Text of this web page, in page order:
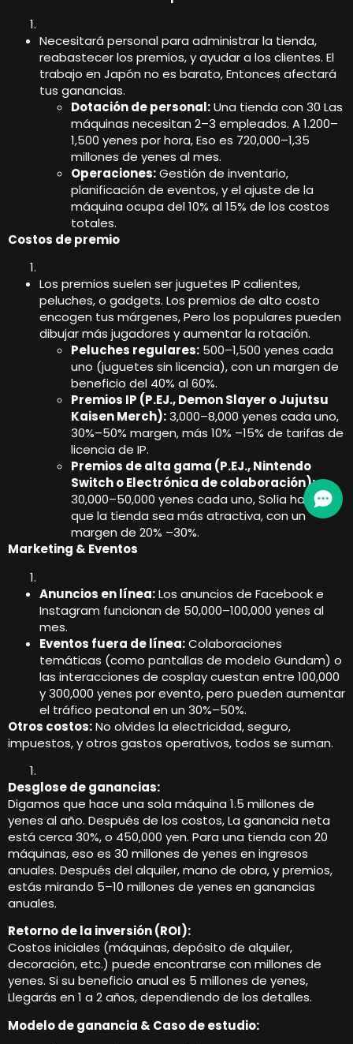
Necesitará personal para administrar la tienda,
reabastecer los premios, y ayudar a los clientes. El
trabajo en Japón no es barato, Entonces afectará
tus ganancias.
Dotación de personal:Una tienda con 30 Las
máquinas necesitan 2–3 empleados. A 1.200–
1,500 yenes por hora, Eso es 720,000–1,35
millones de yenes al mes.
Operaciones:Gestión de inventario,
planificación de eventos, y el ajuste de la
máquina ocupa del 10% al 15% de los costos
totales.
Costos de premio
Los premios suelen ser juguetes IP calientes,
peluches, o gadgets. Los premios de alto costo
encogen tus márgenes, Pero los populares pueden
dibujar más jugadores y aumentar la rotación.
Peluches regulares: 500–1,500 yenes cada
uno (juguetes sin licencia), con un margen de
beneficio del 40% al 60%.
Premios IP (P.EJ., Demon Slayer o Jujutsu
Kaisen Merch):3,000–8,000 yenes cada uno,
30%–50% margen, más 10% –15% de tarifas de
licencia de IP.
Premios de alta gama (P.EJ., Nintendo
Switch o Electrónica de colaboración):
30,000–50,000 yenes cada uno, Solía ​​hacer
que la tienda sea más atractiva, con un
margen de 20% –30%.
Marketing & Eventos
Anuncios en línea:Los anuncios de Facebook e
Instagram funcionan de 50,000–100,000 yenes al
mes.
Eventos fuera de línea:Colaboraciones
temáticas (como pantallas de modelo Gundam) o
las interacciones de cosplay cuestan entre 100,000
y 300,000 yenes por evento, pero pueden aumentar
el tráfico peatonal en un 30%–50%.
Otros costos:No olvides la electricidad, seguro,
impuestos, y otros gastos operativos, todos se suman.
Desglose de ganancias:
Digamos que hace una sola máquina 1.5 millones de
yenes al año. Después de los costos, La ganancia neta
está cerca 30%, o 450,000 yen. Para una tienda con 20
máquinas, eso es 30 millones de yenes en ingresos
anuales. Después del alquiler, mano de obra, y premios,
estás mirando 5–10 millones de yenes en ganancias
anuales.
Retorno de la inversión (ROI):
Costos iniciales (máquinas, depósito de alquiler,
decoración, etc.) puede encontrarse con millones de
yenes. Si su beneficio anual es 5 millones de yenes,
Llegarás en 1 a 2 años, dependiendo de los detalles.
Modelo de ganancia & Caso de estudio: